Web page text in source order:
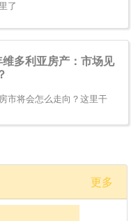
了
多利亚房产：市场见
市将会怎么走向？这里干
更多